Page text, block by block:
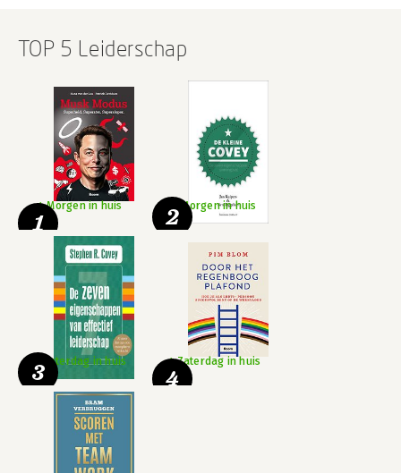
TOP 5 Leiderschap
Morgen in huis
1
Morgen in huis
2
Zaterdag in huis
3 Zaterdag in huis
4